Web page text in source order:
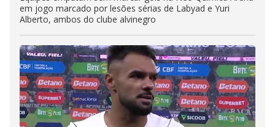
em jogo marcado por lesões sérias de Labyad e Yuri
Alberto, ambos do clube alvinegro